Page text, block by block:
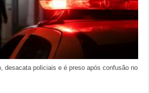
desacata policiais e é preso após confusão no